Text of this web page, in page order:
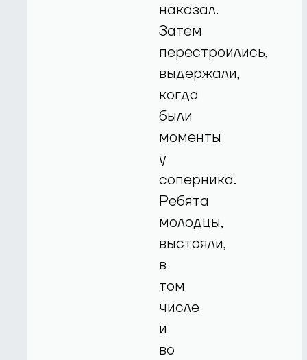
наказал.
Затем
перестроились,
выдержали,
когда
были
моменты
у
соперника.
Ребята
молодцы,
выстояли,
в
том
числе
и
во